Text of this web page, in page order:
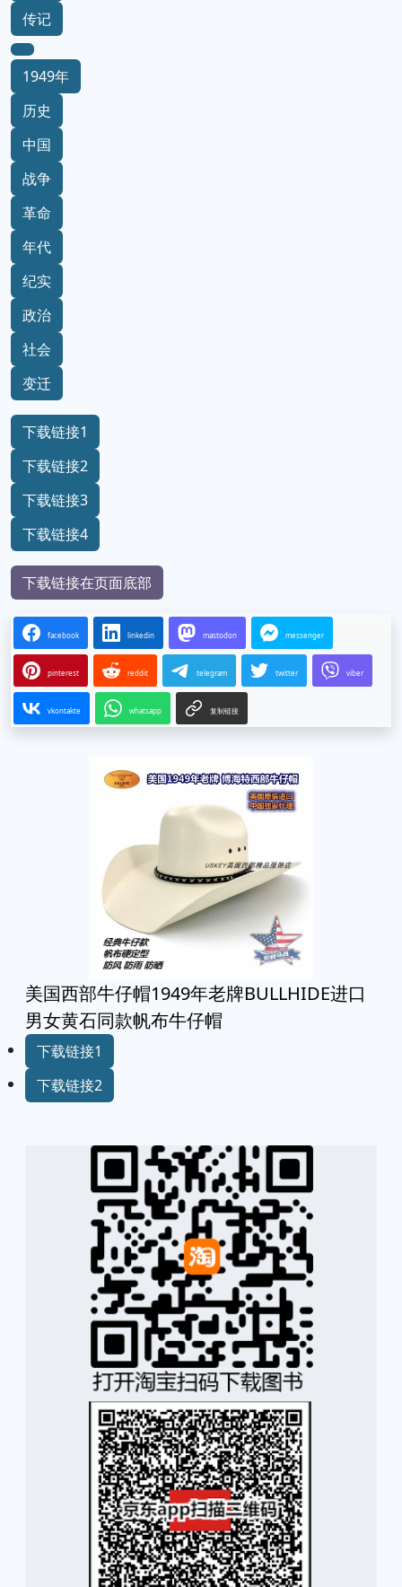
传记
1949年
历史
中国
战争
革命
年代
纪实
政治
社会
变迁
下载链接1
下载链接2
下载链接3
下载链接4
下载链接在页面底部
facebook linkedin mastodon messenger
pinterest reddit telegram twitter viber
vkontakte whatsapp 复制链接
美国西部牛仔帽1949年老牌BULLHIDE进口
男女黄石同款帆布牛仔帽
下载链接1
下载链接2